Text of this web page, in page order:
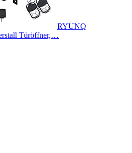
RYUNQ
Türöffner,…